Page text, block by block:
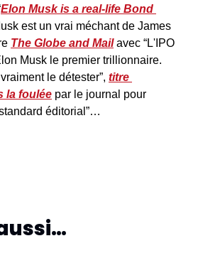
Elon Musk is a real-life Bond
est un vrai méchant de James
The Globe and Mail avec “L'IPO
Musk le premier trillionnaire.
le détester”, titre
la foulée par le journal pour
éditorial”…